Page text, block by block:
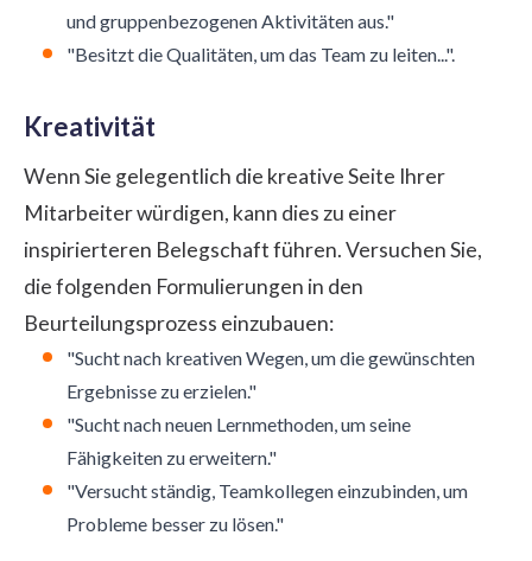
und gruppenbezogenen Aktivitäten aus."
"Besitzt die Qualitäten, um das Team zu leiten...".
Kreativität
Wenn Sie gelegentlich die kreative Seite Ihrer
Mitarbeiter würdigen, kann dies zu einer
inspirierteren Belegschaft führen. Versuchen Sie,
die folgenden Formulierungen in den
Beurteilungsprozess einzubauen:
"Sucht nach kreativen Wegen, um die gewünschten
Ergebnisse zu erzielen."
"Sucht nach neuen Lernmethoden, um seine
Fähigkeiten zu erweitern."
"Versucht ständig, Teamkollegen einzubinden, um
Probleme besser zu lösen."